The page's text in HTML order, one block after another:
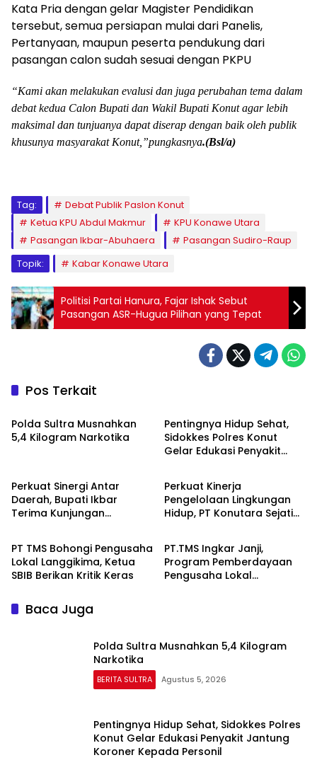
Kata Pria dengan gelar Magister Pendidikan
tersebut, semua persiapan mulai dari Panelis,
Pertanyaan, maupun peserta pendukung dari
pasangan calon sudah sesuai dengan PKPU
“Kami akan melakukan evalusi dan juga perubahan tema dalam
debat kedua Calon Bupati dan Wakil Bupati Konut agar lebih
maksimal dan tunjuanya dapat diserap dengan baik oleh publik
khusunya masyarakat Konut,”pungkasnya.(Bsl/a)
Tag:
Debat Publik Paslon Konut
Ketua KPU Abdul Makmur
KPU Konawe Utara
Pasangan Ikbar-Abuhaera
Pasangan Sudiro-Raup
Topik:
Kabar Konawe Utara
Politisi Partai Hanura, Fajar Ishak Sebut
Pasangan ASR-Hugua Pilihan yang Tepat
Pos Terkait
BERITA SULTRA
Polda Sultra Musnahkan
5,4 Kilogram Narkotika
Pentingnya Hidup Sehat,
Sidokkes Polres Konut
Gelar Edukasi Penyakit
Perkuat Sinergi Antar
Daerah, Bupati Ikbar
Terima Kunjungan
BERITA SULTRA
Perkuat Kinerja
Pengelolaan Lingkungan
Hidup, PT Konutara Sejati
BERITA SULTRA
PT TMS Bohongi Pengusaha
Lokal Langgikima, Ketua
SBIB Berikan Kritik Keras
BERITA SULTRA
PT.TMS Ingkar Janji,
Program Pemberdayaan
Pengusaha Lokal
Baca Juga
Polda Sultra Musnahkan 5,4 Kilogram
Narkotika
BERITA SULTRA Agustus 5, 2026
Pentingnya Hidup Sehat, Sidokkes Polres
Konut Gelar Edukasi Penyakit Jantung
Koroner Kepada Personil